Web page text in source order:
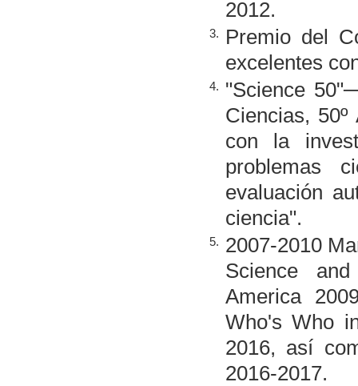
2012.
3.
Premio del
excelentes
4. "Science
Ciencias,
con la
problemas
evaluación
ciencia".
5. 2007-2010
Science
America
Who's Who
2016, así
2016-2017.